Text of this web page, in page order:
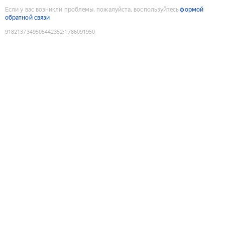
Если у вас возникли проблемы, пожалуйста, воспользуйтесьформой
обратной связи
9182137349505442352:1786091950